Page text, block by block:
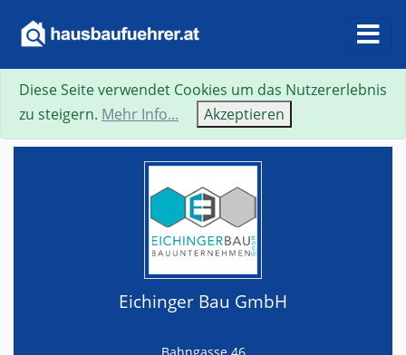
Suche Neue Suche Zurück
Eichinger Bau GmbH
Diese Seite verwendet Cookies um das Nutzererlebnis
zu steigern. Mehr Info... Akzeptieren